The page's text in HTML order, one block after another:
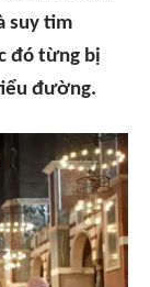
suy tim
đó từng bị
đường.